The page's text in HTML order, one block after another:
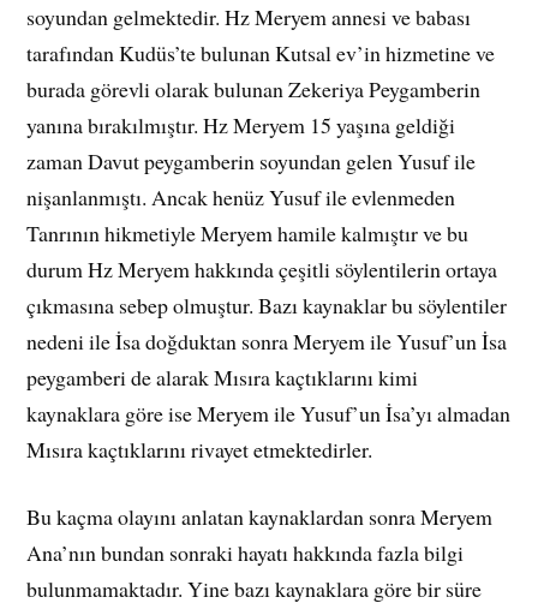
soyundan gelmektedir. Hz Meryem annesi ve babası
tarafından Kudüs’te bulunan Kutsal ev’in hizmetine ve
burada görevli olarak bulunan Zekeriya Peygamberin
yanına bırakılmıştır. Hz Meryem 15 yaşına geldiği
zaman Davut peygamberin soyundan gelen Yusuf ile
nişanlanmıştı. Ancak henüz Yusuf ile evlenmeden
Tanrının hikmetiyle Meryem hamile kalmıştır ve bu
durum Hz Meryem hakkında çeşitli söylentilerin ortaya
çıkmasına sebep olmuştur. Bazı kaynaklar bu söylentiler
nedeni ile İsa doğduktan sonra Meryem ile Yusuf’un İsa
peygamberi de alarak Mısıra kaçtıklarını kimi
kaynaklara göre ise Meryem ile Yusuf’un İsa’yı almadan
Mısıra kaçtıklarını rivayet etmektedirler.
Bu kaçma olayını anlatan kaynaklardan sonra Meryem
Ana’nın bundan sonraki hayatı hakkında fazla bilgi
bulunmamaktadır. Yine bazı kaynaklara göre bir süre